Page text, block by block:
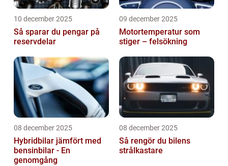
10 december 2025
Så sparar du pengar på
reservdelar
09 december 2025
Motortemperatur som
stiger – felsökning
08 december 2025
Hybridbilar jämfört med
bensinbilar - En
genomgång
08 december 2025
Så rengör du bilens
strålkastare